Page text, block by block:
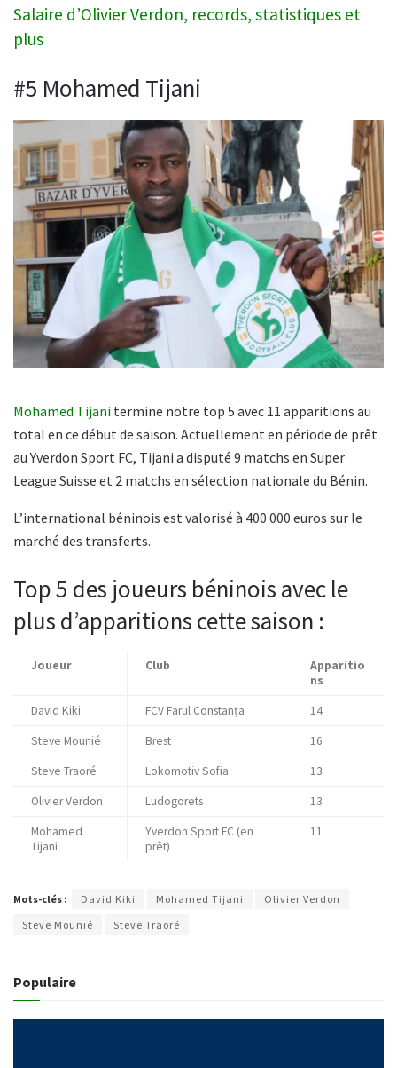
Salaire d’Olivier Verdon, records, statistiques et
plus
#5 Mohamed Tijani
Mohamed Tijani termine notre top 5 avec 11 apparitions au
total en ce début de saison. Actuellement en période de prêt
au Yverdon Sport FC, Tijani a disputé 9 matchs en Super
League Suisse et 2 matchs en sélection nationale du Bénin.
L’international béninois est valorisé à 400 000 euros sur le
marché des transferts.
Top 5 des joueurs béninois avec le
plus d’apparitions cette saison :
Joueur Club
Apparitio
ns
David Kiki
FCV Farul Constanța
14
Steve Mounié
Brest
16
Steve Traoré
Lokomotiv Sofia
13
Olivier Verdon
Ludogorets
13
Mohamed
Tijani
Yverdon Sport FC (en
prêt)
11
Mots-clés : David Kiki Mohamed Tijani
Olivier Verdon
Steve Mounié
Steve Traoré
Populaire